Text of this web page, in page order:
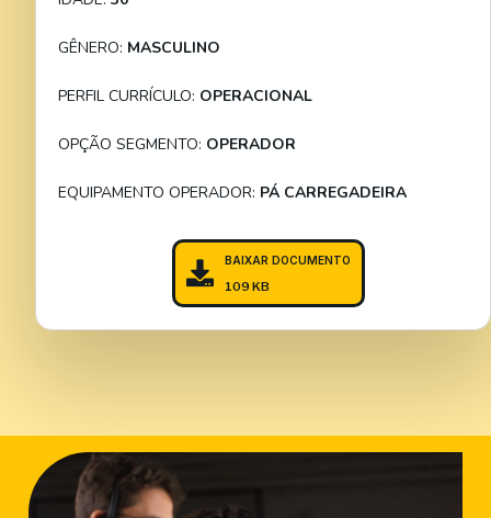
GÊNERO: MASCULINO
PERFIL CURRÍCULO: OPERACIONAL
OPÇÃO SEGMENTO: OPERADOR
EQUIPAMENTO OPERADOR: PÁ CARREGADEIRA
BAIXAR DOCUMENTO
109 KB